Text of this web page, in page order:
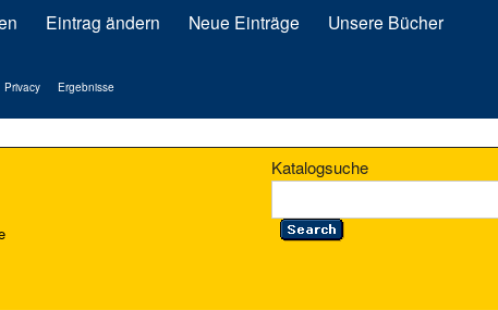
Eintrag ändern Neue Einträge Unsere Bücher
Privacy Ergebnisse
Katalogsuche